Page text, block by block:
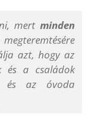
mert minden
azt, hogy az
és a családok
és az óvoda